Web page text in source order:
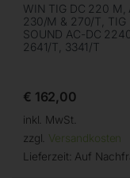
WIN TIG DC 220 M,
230/M & 270/T, TIG
SOUND AC-DC
2641/T, 3341/T
€ 162,00
inkl. MwSt.
zzgl. Versandkosten
Lieferzeit: Auf